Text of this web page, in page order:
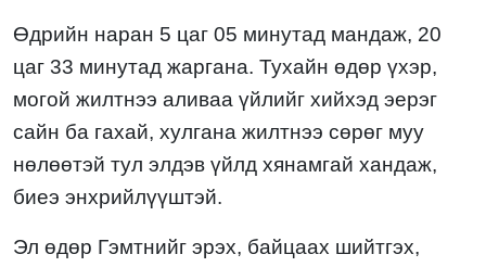
Өдрийн наран 5 цаг 05 минутад мандаж, 20
цаг 33 минутад жаргана. Тухайн өдөр үхэр,
могой жилтнээ аливаа үйлийг хийхэд эерэг
сайн ба гахай, хулгана жилтнээ сөрөг муу
нөлөөтэй тул элдэв үйлд хянамгай хандаж,
биеэ энхрийлүүштэй.
Эл өдөр Гэмтнийг эрэх, байцаах шийтгэх,